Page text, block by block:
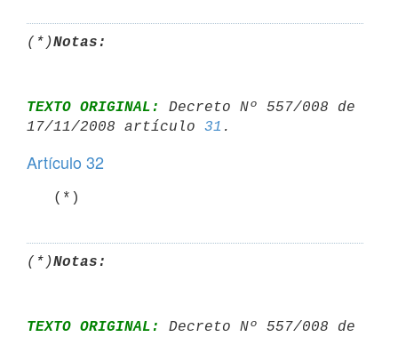
(*)Notas:
TEXTO ORIGINAL:
Decreto Nº 557/008 de
17/11/2008 artículo 31
Artículo 32
   (*)
(*)Notas:
TEXTO ORIGINAL:
Decreto Nº 557/008 de